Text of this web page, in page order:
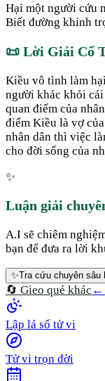
Hại một người cứu
Biết đường khinh
📜 Lời Giải Cổ
Kiều vô tình làm
người khác khỏi cái
quan điểm của
điểm Kiều là vợ
nhân dân thì việc
cho đời sống của
✨
Luận giải
A.I sẽ chiêm
bạn để đưa ra lời
✨Tra cứu chuyên sâu
🔄 Gieo quẻ khác ←
Lập lá số tử vi
Tử vi trọn đời